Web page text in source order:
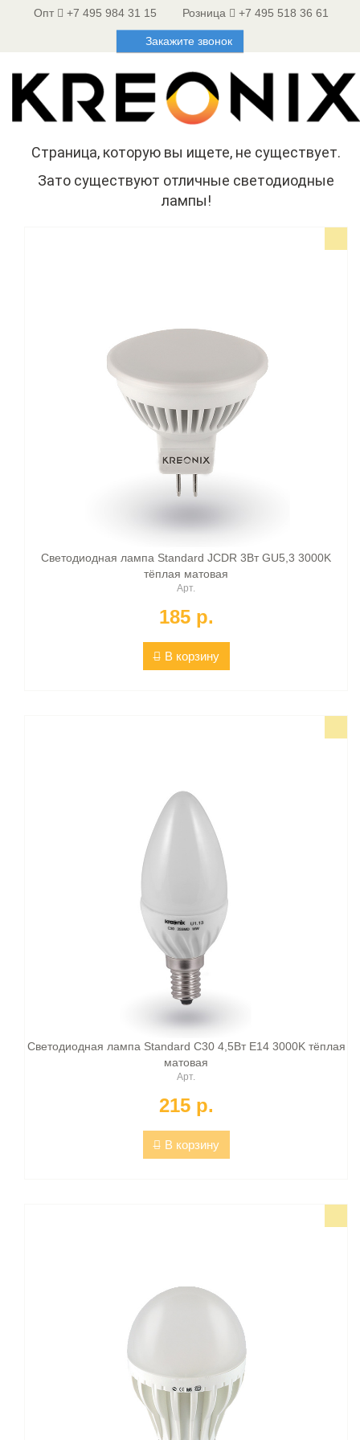
Опт +7 495 984 31 15 Розница +7 495 518 36 61
Закажите звонок
Страница, которую вы ищете, не существует.
Зато существуют отличные светодиодные
лампы!
Светодиодная лампа Standard JCDR 3Вт GU5,3 3000K
тёплая матовая
Арт.
185 p.
В корзину
Светодиодная лампа Standard C30 4,5Вт E14 3000K тёплая
матовая
Арт.
215 p.
В корзину